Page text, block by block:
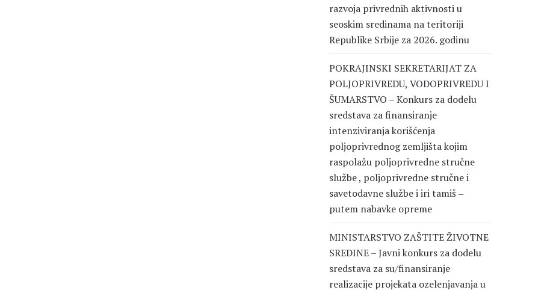
razvoja privrednih aktivnosti u
seoskim sredinama na teritoriji
Republike Srbije za 2026. godinu
POKRAJINSKI SEKRETARIJAT ZA
POLJOPRIVREDU, VODOPRIVREDU I
ŠUMARSTVO – Konkurs za dodelu
sredstava za finansiranje
intenziviranja korišćenja
poljoprivrednog zemljišta kojim
raspolažu poljoprivredne stručne
službe , poljoprivredne stručne i
savetodavne službe i iri tamiš ‒
putem nabavke opreme
MINISTARSTVO ZAŠTITE ŽIVOTNE
SREDINE – Javni konkurs za dodelu
sredstava za su/finansiranje
realizacije projekata ozelenjavanja u